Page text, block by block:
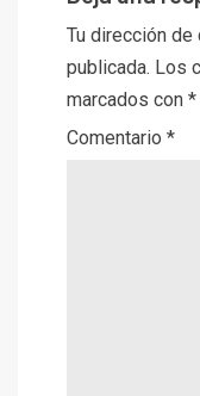
Tu dirección
publicada. Los
marcados con *
Comentario *